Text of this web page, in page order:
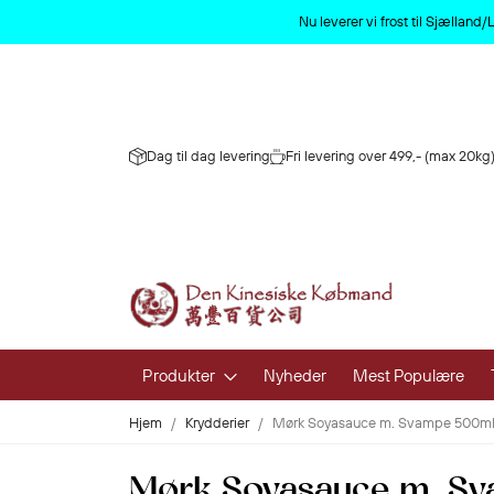
Nu leverer vi frost til Sjælland/
Dag til dag levering Fri levering over 499,- (max
Produkter
Frisk Frugt
Nyheder Mest Populære
Hjem Krydderier Mørk Soyasauce m. Svampe